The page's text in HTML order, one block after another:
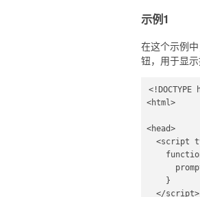
示例1
在这个示例
钮，用于显
<html>
<head>